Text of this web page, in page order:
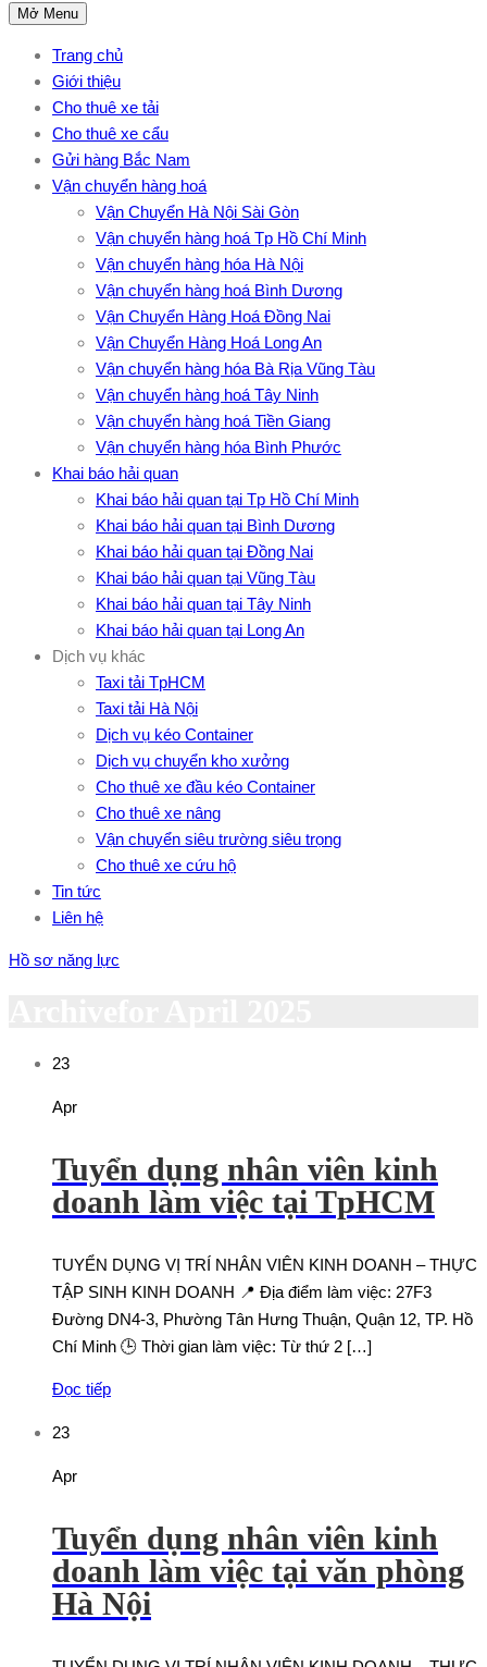
Mở Menu
Trang chủ
Giới thiệu
Cho thuê xe tải
Cho thuê xe cẩu
Gửi hàng Bắc Nam
Vận chuyển hàng hoá
Vận Chuyển Hà Nội Sài Gòn
Vận chuyển hàng hoá Tp Hồ Chí Minh
Vận chuyển hàng hóa Hà Nội
Vận chuyển hàng hoá Bình Dương
Vận Chuyển Hàng Hoá Đồng Nai
Vận Chuyển Hàng Hoá Long An
Vận chuyển hàng hóa Bà Rịa Vũng Tàu
Vận chuyển hàng hoá Tây Ninh
Vận chuyển hàng hoá Tiền Giang
Vận chuyển hàng hóa Bình Phước
Khai báo hải quan
Khai báo hải quan tại Tp Hồ Chí Minh
Khai báo hải quan tại Bình Dương
Khai báo hải quan tại Đồng Nai
Khai báo hải quan tại Vũng Tàu
Khai báo hải quan tại Tây Ninh
Khai báo hải quan tại Long An
Dịch vụ khác
Taxi tải TpHCM
Taxi tải Hà Nội
Dịch vụ kéo Container
Dịch vụ chuyển kho xưởng
Cho thuê xe đầu kéo Container
Cho thuê xe nâng
Vận chuyển siêu trường siêu trọng
Cho thuê xe cứu hộ
Tin tức
Liên hệ
Hồ sơ năng lực
23
Apr
Tuyển dụng nhân viên kinh
doanh làm việc tại TpHCM
TUYỂN DỤNG VỊ TRÍ NHÂN VIÊN KINH DOANH – THỰC
TẬP SINH KINH DOANH 📍 Địa điểm làm việc: 27F3
Đường DN4-3, Phường Tân Hưng Thuận, Quận 12, TP. Hồ
Chí Minh 🕒 Thời gian làm việc: Từ thứ 2 […]
Đọc tiếp
23
Apr
Tuyển dụng nhân viên kinh
doanh làm việc tại văn phòng
Hà Nội